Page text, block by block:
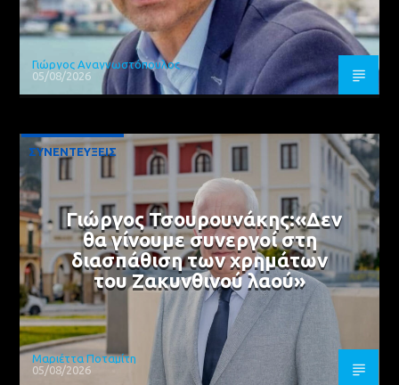
Γιώργος Αναγνωστόπουλος
05/08/2026
ΣΥΝΕΝΤΕΥΞΕΙΣ
Γιώργος Τσουρουνάκης:«Δεν
θα γίνουμε συνεργοί στη
διασπάθιση των χρημάτων
του Ζακυνθινού λαού»
Μαριέττα Ποταμίτη
05/08/2026